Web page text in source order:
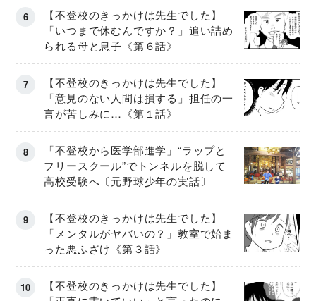
【不登校のきっかけは先生でした】
「いつまで休むんですか？」追い詰め
られる母と息子《第６話》
【不登校のきっかけは先生でした】
「意見のない人間は損する」担任の一
言が苦しみに…《第１話》
「不登校から医学部進学」“ラップと
フリースクール”でトンネルを脱して
高校受験へ〔元野球少年の実話〕
【不登校のきっかけは先生でした】
「メンタルがヤバいの？」教室で始ま
った悪ふざけ《第３話》
【不登校のきっかけは先生でした】